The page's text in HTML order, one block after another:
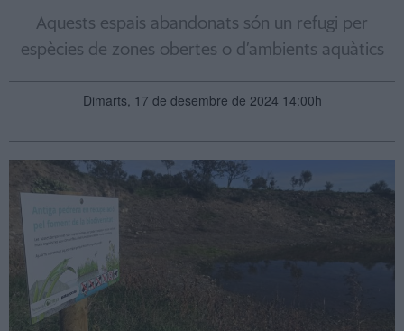
Aquests espais abandonats són un refugi per
espècies de zones obertes o d’ambients aquàtics
Dimarts, 17 de desembre de 2024 14:00h